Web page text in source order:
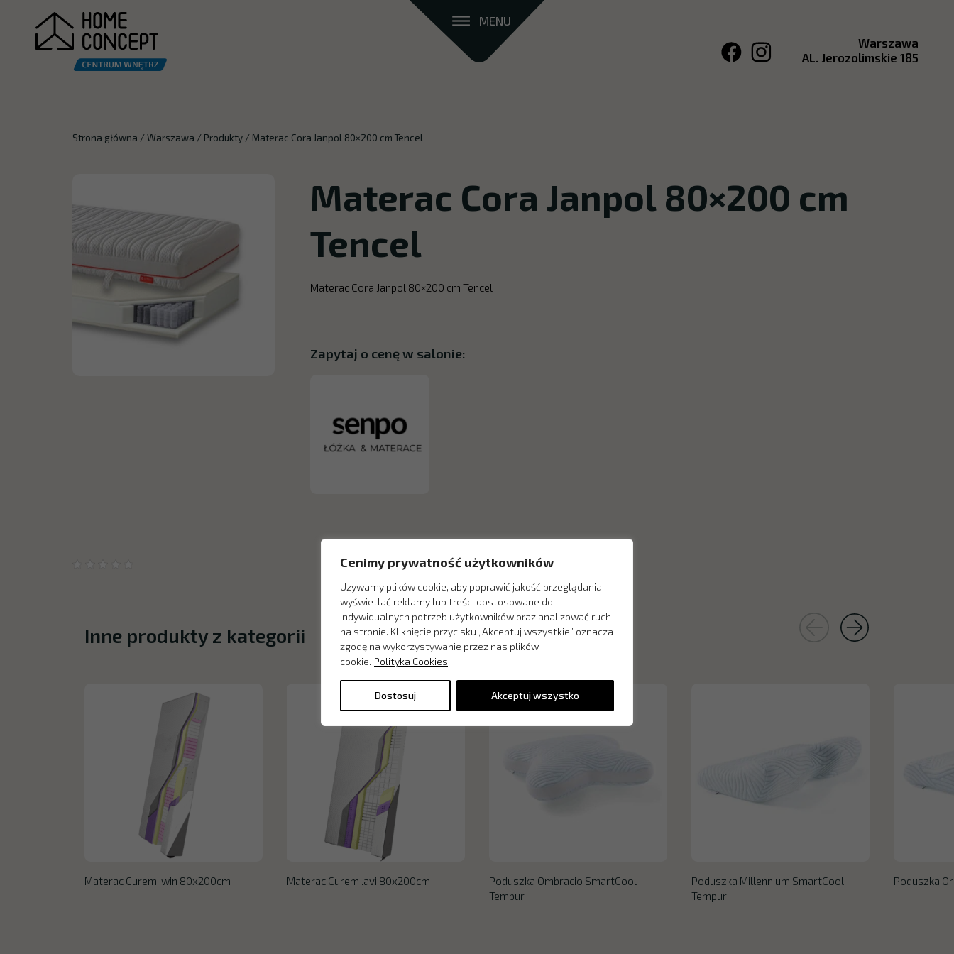
Cenimy prywatność użytkowników
Używamy plików cookie, aby poprawić jakość przeglądania,
wyświetlać reklamy lub treści dostosowane do
indywidualnych potrzeb użytkowników oraz analizować ruch
na stronie. Kliknięcie przycisku „Akceptuj wszystkie” oznacza
zgodę na wykorzystywanie przez nas plików
cookie. Polityka Cookies
Dostosuj Akceptuj wszystko
MENU
Warszawa
AL. Jerozolimskie 185
Strona główna /Warszawa /Produkty / Materac Cora Janpol 80×200 cm Tencel
Materac Cora Janpol 80×200 cm
Tencel
Materac Cora Janpol 80×200 cm Tencel
Zapytaj o cenę w salonie:
Inne produkty z kategorii
Materac Curem .win 80x200cm Materac Curem .avi 80x200cm
Poduszka Ombracio SmartCool
Tempur
Poduszka Millennium SmartCool
Tempur
Poduszka